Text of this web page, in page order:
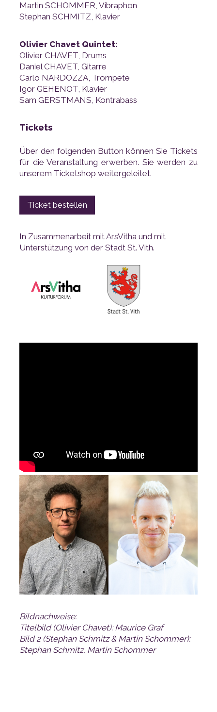
Martin SCHOMMER, Vibraphon
Stephan SCHMITZ, Klavier
Olivier Chavet Quintet:
Olivier CHAVET, Drums
Daniel CHAVET, Gitarre
Carlo NARDOZZA, Trompete
Igor GEHENOT, Klavier
Sam GERSTMANS, Kontrabass
Tickets
unserem Ticketshop weitergeleitet.
Ticket bestellen
Unterstützung von der Stadt St. Vith.
Bildnachweise:
Titelbild (Olivier Chavet): Maurice Graf
Stephan Schmitz, Martin Schommer